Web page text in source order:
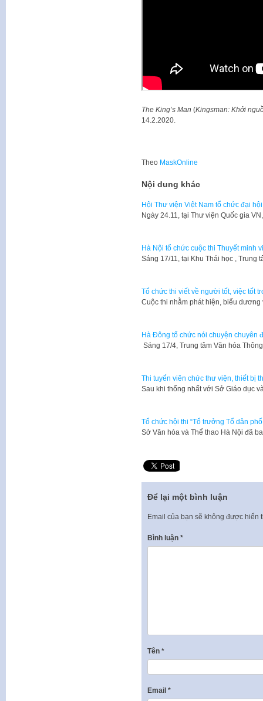
The King’s Man (Kingsman: Khởi
14.2.2020.
Theo MaskOnline
Nội dung khác
Hội Thư viện Việt Nam tổ chức đại
​Ngày 24.11, tại Thư viện Quốc gia
Hà Nội tổ chức cuộc thi Thuyết minh
​Sáng 17/11, tại Khu Thái học ,
Tổ chức thi viết về người tốt, việc tốt
Cuộc thi nhằm phát hiện, biểu
Hà Đông tổ chức nói chuyện chuyên
Sáng 17/4, Trung tâm Văn hóa
Thi tuyển viên chức thư viện, thiết bị
​Sau khi thống nhất với Sở Giáo dục
Tổ chức hội thi “Tổ trưởng Tổ dân
Sở Văn hóa và Thể thao Hà Nội đã
Để lại một bình luận
Email của bạn sẽ không được hiển
Bình luận *
Tên *
Email *